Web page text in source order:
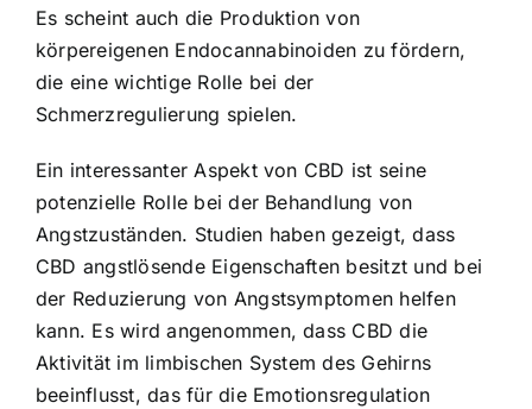
Es scheint auch die Produktion von
körpereigenen Endocannabinoiden zu fördern,
die eine wichtige Rolle bei der
Schmerzregulierung spielen.
Ein interessanter Aspekt von CBD ist seine
potenzielle Rolle bei der Behandlung von
Angstzuständen. Studien haben gezeigt, dass
CBD angstlösende Eigenschaften besitzt und bei
der Reduzierung von Angstsymptomen helfen
kann. Es wird angenommen, dass CBD die
Aktivität im limbischen System des Gehirns
beeinflusst, das für die Emotionsregulation